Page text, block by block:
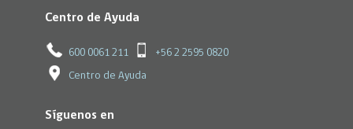
Centro de Ayuda
600 0061 211 +56 2 2595 0820
Centro de Ayuda
Síguenos en